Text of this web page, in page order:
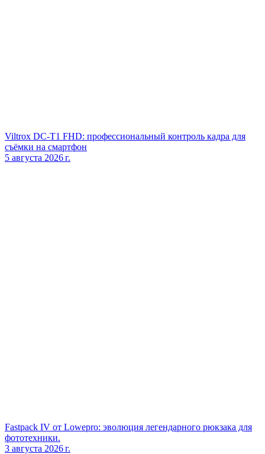
Viltrox DC‑T1 FHD: профессиональный контроль кадра для
съёмки на смартфон
5 августа 2026 г.
Fastpack IV от Lowepro: эволюция легендарного рюкзака для
фототехники.
3 августа 2026 г.